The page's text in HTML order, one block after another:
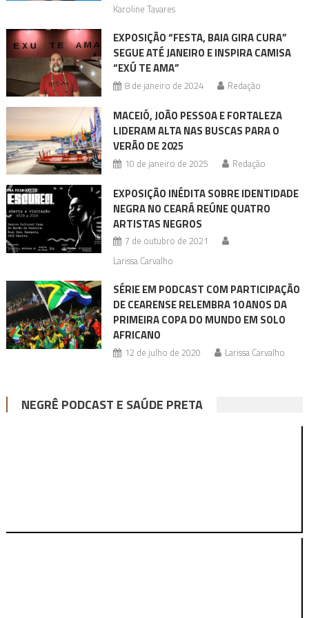
Karoline Tavares
EXPOSIÇÃO “FESTA, BAIA GIRA CURA”
SEGUE ATÉ JANEIRO E INSPIRA CAMISA
“EXÚ TE AMA”
8 de janeiro de 2024 Redação
MACEIÓ, JOÃO PESSOA E FORTALEZA
LIDERAM ALTA NAS BUSCAS PARA O
VERÃO DE 2025
10 de janeiro de 2025 Redação
EXPOSIÇÃO INÉDITA SOBRE IDENTIDADE
NEGRA NO CEARÁ REÚNE QUATRO
ARTISTAS NEGROS
7 de outubro de 2021
Larissa Carvalho
SÉRIE EM PODCAST COM PARTICIPAÇÃO
DE CEARENSE RELEMBRA 10 ANOS DA
PRIMEIRA COPA DO MUNDO EM SOLO
AFRICANO
12 de julho de 2020 Larissa Carvalho
NEGRÊ PODCAST E SAÚDE PRETA